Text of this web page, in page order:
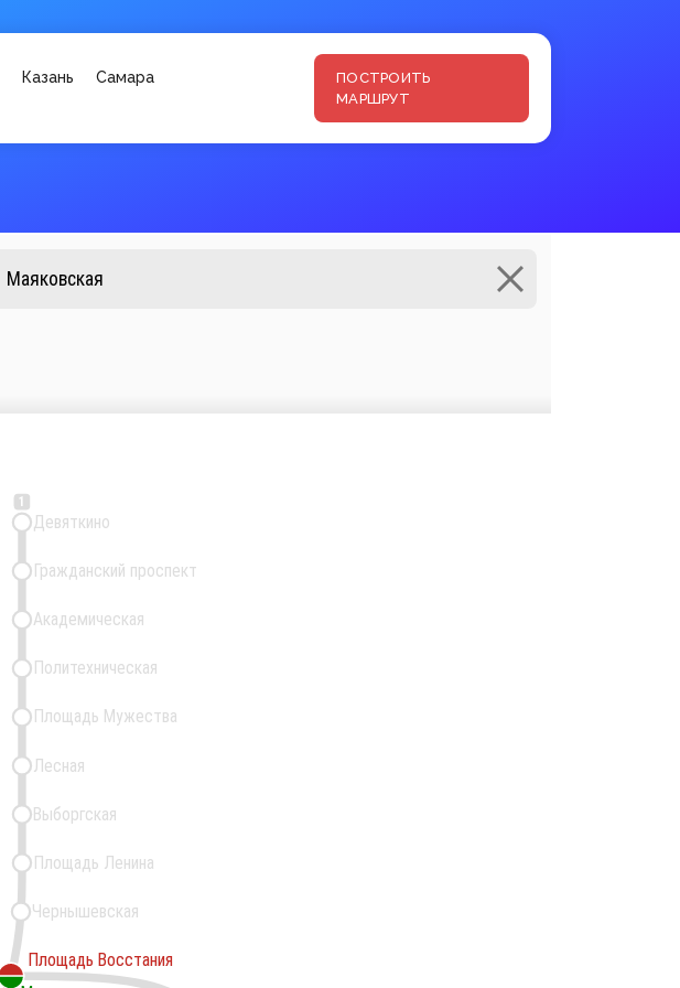
Казань Самара
ПОСТРОИТЬ
МАРШРУТ
1
Площадь Восстания
Чернышевская
Площадь Ленина
Выборгская
Лесная
Площадь Мужества
Политехническая
Академическая
Гражданский проспект
Девяткино
Площадь Восстания